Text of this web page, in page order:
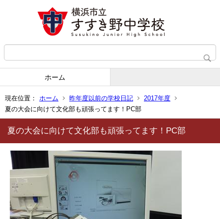
ホーム
現在位置： ホーム 昨年度以前の学校日記
2017年度
夏の大会に向けて文化部も頑張ってます！PC部
夏の大会に向けて文化部も頑張ってます！PC部